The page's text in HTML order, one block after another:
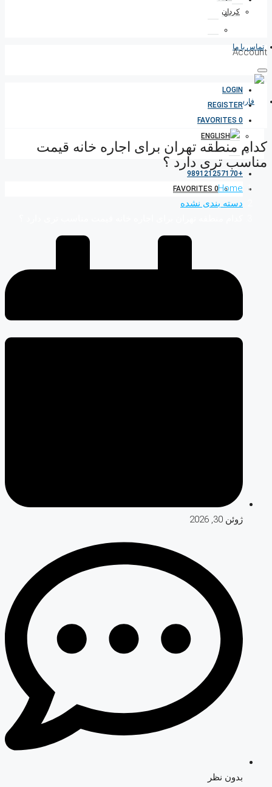
کردان
تماس با ما
+989121257170
FAVORITES 0
Account
LOGIN
REGISTER
FAVORITES 0
کدام منطقه تهران برای اجاره خانه قیمت
مناسب تری دارد ؟
Home
دسته بندی نشده
ژوئن 30, 2026
بدون نظر